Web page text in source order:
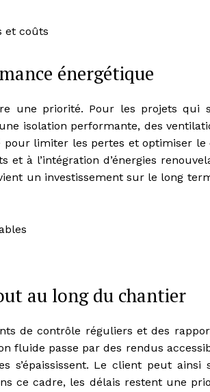
et coûts
énergétique
une priorité. Pour les projets qui
isolation performante, des
pour limiter les pertes et optimiser
et à l’intégration d’énergies
un investissement sur le long
au long du chantier
de contrôle réguliers et des
fluide passe par des rendus
Le client peut ainsi
ce cadre, les délais restent une